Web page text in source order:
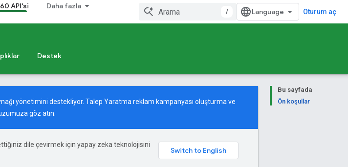
API'si Daha fazla
/ Oturum aç
Destek
Bu sayfada
Ön koşullar
yönetimini destekliyor. Talep Yaratma reklam kampanyası oluşturma ve
göz atın.
dile çevirmek için yapay zeka teknolojisini